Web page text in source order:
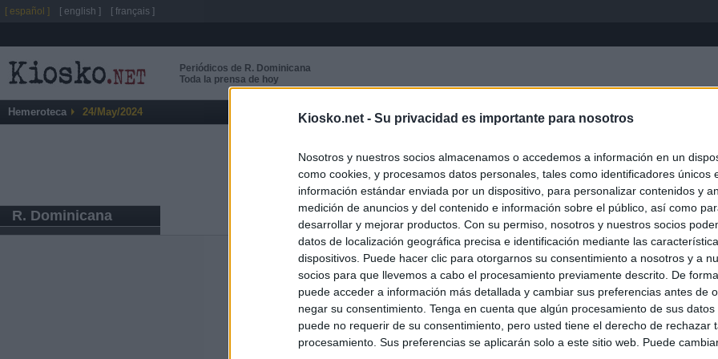
Kiosko.net - Su privacidad es importante para nosotros
Nosotros y nuestros socios almacenamos o accedemos a información en un
como cookies, y procesamos datos personales, tales como identificadores únicos
información estándar enviada por un dispositivo, para personalizar contenidos y
medición de anuncios y del contenido e información sobre el público, así como
desarrollar y mejorar productos. Con su permiso, nosotros y nuestros socios
datos de localización geográfica precisa e identificación mediante las
dispositivos. Puede hacer clic para otorgarnos su consentimiento a nosotros y a
socios para que llevemos a cabo el procesamiento previamente descrito. De
puede acceder a información más detallada y cambiar sus preferencias antes de
negar su consentimiento. Tenga en cuenta que algún procesamiento de sus
puede no requerir de su consentimiento, pero usted tiene el derecho de rechazar
procesamiento. Sus preferencias se aplicarán solo a este sitio web. Puede
Periódicos de R. Dominicana
Toda la prensa de hoy
Hemeroteca 24/May/2024 Inicio
R. Dominicana
Últimas noticias
El Gobierno da un ultimátum a Italia: o levanta los controles a viajeros de
España o adoptará "medidas proporcionales"
El Gobierno rechaza el intento del PP de que los ministros acudan al Senado en
del
[ español ] [ english ] [ français ]